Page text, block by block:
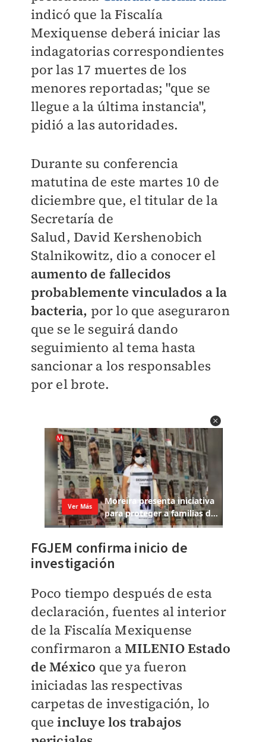
indicó que la Fiscalía
Mexiquense deberá iniciar las
indagatorias correspondientes
por las 17 muertes de los
menores reportadas; "que se
llegue a la última instancia",
pidió a las autoridades.
Durante su conferencia
matutina de este martes 10 de
diciembre que, el titular de la
Secretaría de
Salud, David Kershenobich
Stalnikowitz, dio a conocer el
aumento de fallecidos
probablemente vinculados a la
bacteria, por lo que aseguraron
que se le seguirá dando
seguimiento al tema hasta
sancionar a los responsables
por el brote.
FGJEM confirma inicio de
investigación
Poco tiempo después de esta
declaración, fuentes al interior
de la Fiscalía Mexiquense
confirmaron aMILENIO Estado
de México que ya fueron
iniciadas las respectivas
carpetas de investigación, lo
queincluye los trabajos